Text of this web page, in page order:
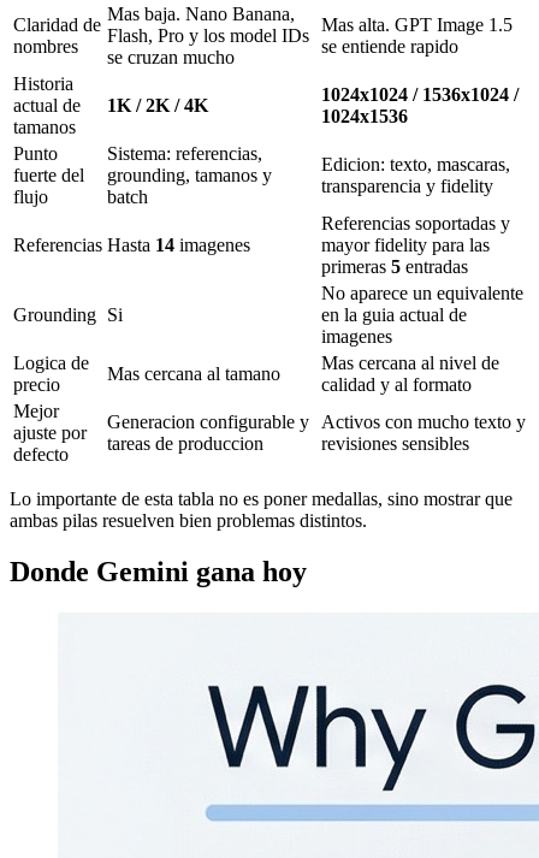
Claridad de
nombres
Mas baja. Nano Banana,
Flash, Pro y los model IDs
se cruzan mucho
Mas alta. GPT Image 1.5
se entiende rapido
Historia
actual de
tamanos
1K / 2K / 4K
1024x1024 / 1536x1024 /
1024x1536
Punto
fuerte del
flujo
Sistema: referencias,
grounding, tamanos y
batch
Edicion: texto, mascaras,
transparencia y fidelity
Referencias Hasta 14 imagenes
Referencias soportadas y
mayor fidelity para las
primeras 5 entradas
Grounding Si
No aparece un equivalente
en la guia actual de
imagenes
Logica de
precio
Mas cercana al tamano
Mas cercana al nivel de
calidad y al formato
Mejor
ajuste por
defecto
Generacion configurable y
tareas de produccion
Activos con mucho texto y
revisiones sensibles
Lo importante de esta tabla no es poner medallas, sino mostrar que
ambas pilas resuelven bien problemas distintos.
Donde Gemini gana hoy